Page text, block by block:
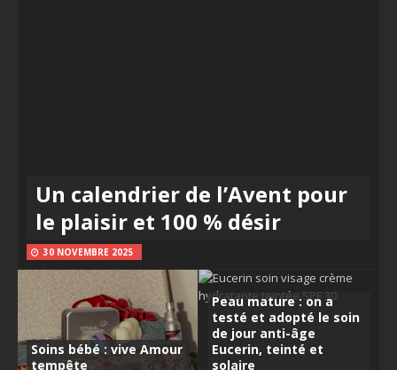
Un calendrier de l’Avent pour
le plaisir et 100 % désir
30 NOVEMBRE 2025
Soins bébé : vive Amour
tempête
Peau mature : on a
testé et adopté le soin
de jour anti-âge
Eucerin, teinté et
solaire